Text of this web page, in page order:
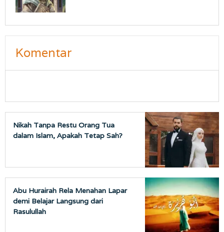
Komentar
Nikah Tanpa Restu Orang Tua
dalam Islam, Apakah Tetap Sah?
Abu Hurairah Rela Menahan Lapar
demi Belajar Langsung dari
Rasulullah